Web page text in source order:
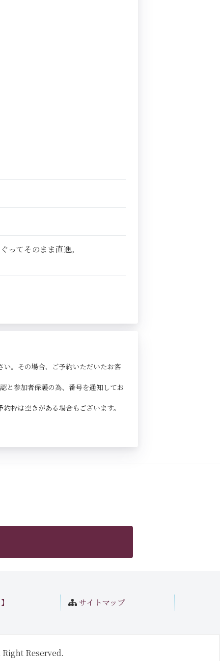
ってそのまま直進。
。その場合、ご予約いただいたお客
と参加者保護の為、番号を通知してお
枠は空きがある場合もございます。
サイトマップ
Reserved.